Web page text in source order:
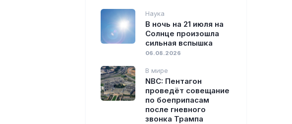
Наука
В ночь на 21 июля на
Солнце произошла
сильная вспышка
06.08.2026
В мире
NBC: Пентагон
проведёт совещание
по боеприпасам
после гневного
звонка Трампа